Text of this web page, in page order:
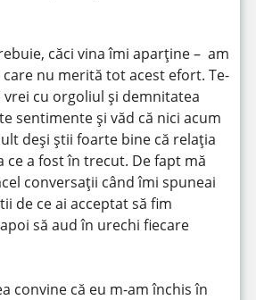
căci vina îmi aparține – am
nu merită tot acest efort. Te-
vrei cu orgoliul și demnitatea
sentimente și văd că nici acum
deși știi foarte bine că relația
ce a fost în trecut. De fapt mă
conversații când îmi spuneai
de ce ai acceptat să fim
să aud în urechi fiecare
convine că eu m-am închis în